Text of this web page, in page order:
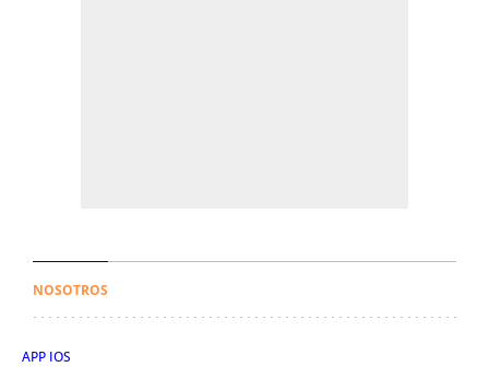
NOSOTROS
APP IOS